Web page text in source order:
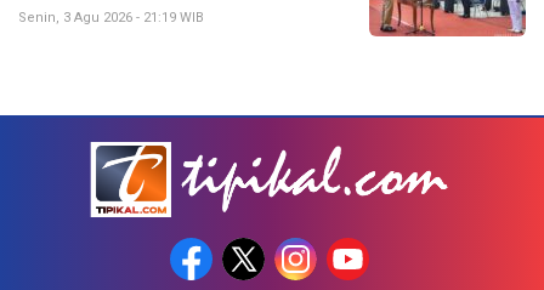
Senin, 3 Agu 2026 - 21:19 WIB